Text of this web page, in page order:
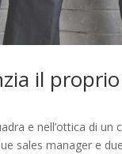
il
e nell’ottica di
sales manager e